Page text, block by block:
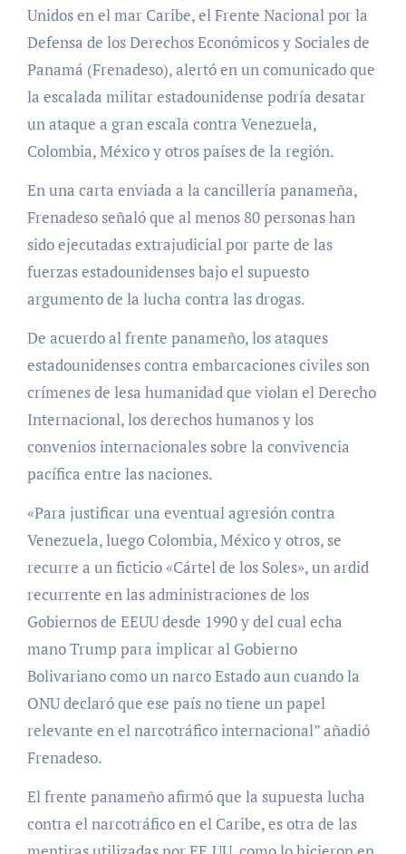
Unidos en el mar Caribe, el Frente Nacional por la
Defensa de los Derechos Económicos y Sociales de
Panamá (Frenadeso), alertó en un comunicado que
la escalada militar estadounidense podría desatar
un ataque a gran escala contra Venezuela,
Colombia, México y otros países de la región.
En una carta enviada a la cancillería panameña,
Frenadeso señaló que al menos 80 personas han
sido ejecutadas extrajudicial por parte de las
fuerzas estadounidenses bajo el supuesto
argumento de la lucha contra las drogas.
De acuerdo al frente panameño, los ataques
estadounidenses contra embarcaciones civiles son
crímenes de lesa humanidad que violan el Derecho
Internacional, los derechos humanos y los
convenios internacionales sobre la convivencia
pacífica entre las naciones.
«Para justificar una eventual agresión contra
Venezuela, luego Colombia, México y otros, se
recurre a un ficticio «Cártel de los Soles», un ardid
recurrente en las administraciones de los
Gobiernos de EEUU desde 1990 y del cual echa
mano Trump para implicar al Gobierno
Bolivariano como un narco Estado aun cuando la
ONU declaró que ese país no tiene un papel
relevante en el narcotráfico internacional” añadió
Frenadeso.
El frente panameño afirmó que la supuesta lucha
contra el narcotráfico en el Caribe, es otra de las